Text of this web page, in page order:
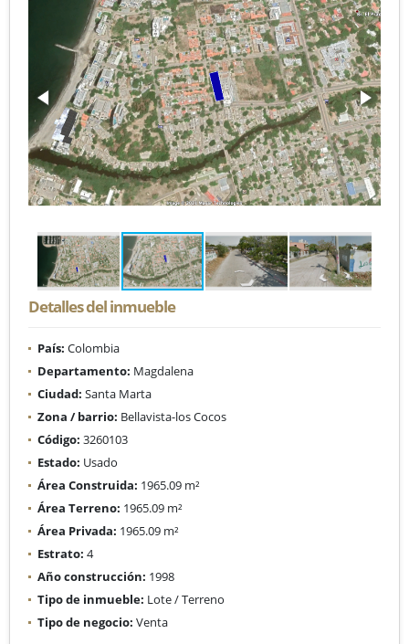
Detalles del inmueble
País: Colombia
Departamento: Magdalena
Ciudad: Santa Marta
Zona / barrio: Bellavista-los Cocos
Código: 3260103
Estado: Usado
Área Construida: 1965.09 m²
Área Terreno: 1965.09 m²
Área Privada: 1965.09 m²
Estrato: 4
Año construcción: 1998
Tipo de inmueble: Lote / Terreno
Tipo de negocio: Venta